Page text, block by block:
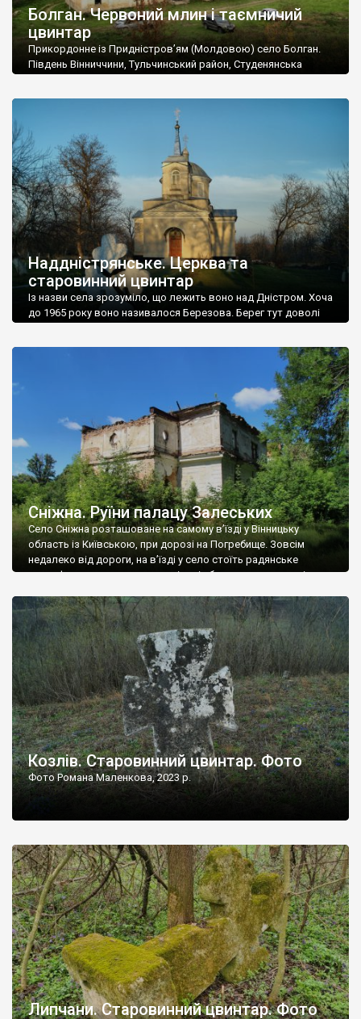
Болган. Червоний млин і таємничий
цвинтар
Прикордонне із Придністров’ям (Молдовою) село Болган.
Південь Вінниччини, Тульчинський район, Студенянська
старовинний цвинтар із кам’яними хрестами. Всі епітафії, які
збереглися, написані кирилицею, церковнослов’янською
мовою. За всіма традиційними ознаками – цвинтар
український. Хрести датуються 19 століттям. У 1924-1940
роках Болган […]
Наддністрянське. Церква та
старовинний цвинтар
Із назви села зрозуміло, що лежить воно над Дністром. Хоча
до 1965 року воно називалося Березова. Берег тут доволі
Наддністрянське відрізняється від більшості навколишніх
сіл. У селі є мурована Михайлівська церква. Точної дати […]
Сніжна. Руїни палацу Залеських
Село Сніжна розташоване на самому в’їзді у Вінницьку
область із Київською, при дорозі на Погребище. Зовсім
недалеко від дороги, на в’їзді у село стоїть радянське
рельєфне пано, яке показує жінку і яблуню, а трохи далі, десь
не видно, але видно дві стареньких колії у траві – […]
Козлів. Старовинний цвинтар. Фото
Фото Романа Маленкова, 2023 р.
Липчани. Старовинний цвинтар. Фото